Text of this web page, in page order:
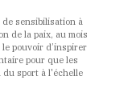
sensibilisation à
de la paix, au mois
pouvoir d’inspirer
pour que les
du sport à l'échelle